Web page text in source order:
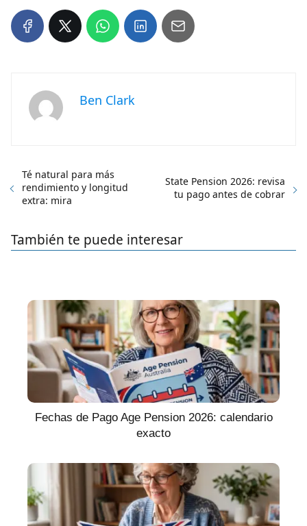
Ben Clark
Té natural para más
rendimiento y longitud
extra: mira
State Pension 2026: revisa
tu pago antes de cobrar
También te puede interesar
Fechas de Pago Age Pension 2026: calendario
exacto